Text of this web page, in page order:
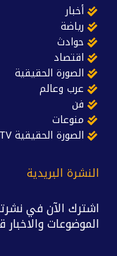
أخبار
رياضة
حوادث
اقتصاد
الصورة الحقيقية
عرب وعالم
فن
منوعات
الصورة الحقيقية TV
النشرة البريدية
اشترك الآن في
الموضوعات